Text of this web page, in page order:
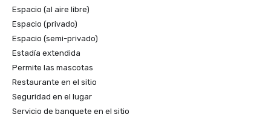
Espacio (al aire libre)
Espacio (privado)
Espacio (semi-privado)
Estadía extendida
Permite las mascotas
Restaurante en el sitio
Seguridad en el lugar
Servicio de banquete en el sitio